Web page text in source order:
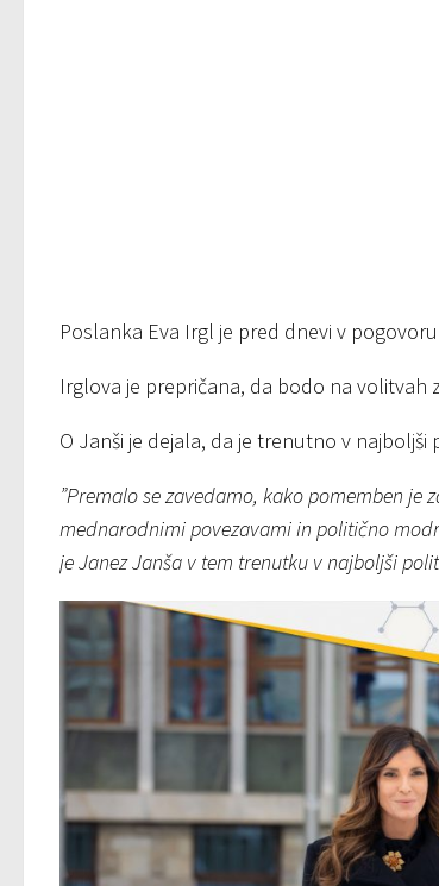
Poslanka Eva Irgl je pred dnevi v
Irglova je prepričana, da bodo na volitvah
O Janši je dejala, da je trenutno v najboljši
”Premalo se zavedamo, kako pomemben
mednarodnimi povezavami in politično
je Janez Janša v tem trenutku v najboljši